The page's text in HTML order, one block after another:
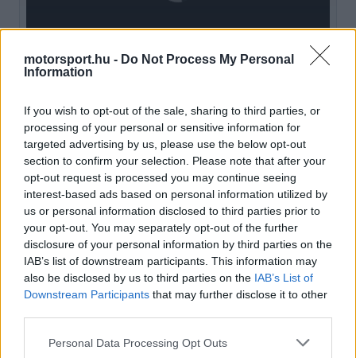
motorsport.hu - Do Not Process My Personal
Information
If you wish to opt-out of the sale, sharing to third parties, or
processing of your personal or sensitive information for
targeted advertising by us, please use the below opt-out
section to confirm your selection. Please note that after your
opt-out request is processed you may continue seeing
interest-based ads based on personal information utilized by
us or personal information disclosed to third parties prior to
your opt-out. You may separately opt-out of the further
disclosure of your personal information by third parties on the
IAB’s list of downstream participants. This information may
also be disclosed by us to third parties on the IAB’s List of
Downstream Participants that may further disclose it to other
Please note that this website/app uses one or more Google
Personal Data Processing Opt Outs
window.
A videó egyik fő célja éppen az volt, hogy
visszaadja azt az adrenalint és közvetlenséget,
amelyet a gokartozás jelent a motorsport
világában. A promócióban hangsúlyosan szerepel
az is, hogy az új létesítmény technikás
vonalvezetést, élő köridőmérést és a
nagyközönség számára is foglalható nyílt
meneteket kínál.
EZEKET IS AJÁNLJUK